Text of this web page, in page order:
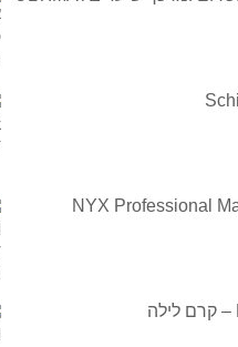
NYX Professional